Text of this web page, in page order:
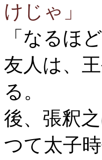
けじゃ」
「なるほ
友人は、
る。
後、張釈
つて太子